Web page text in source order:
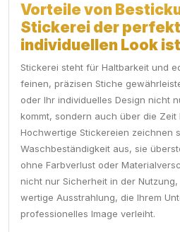
Vorteile von
Stickerei der
individuellen Look ist
Stickerei steht für Haltbarkeit und
feinen, präzisen Stiche
oder Ihr individuelles Design nicht
kommt, sondern auch über die
Hochwertige Stickereien zeichnen
Waschbeständigkeit aus, sie
ohne Farbverlust oder
nicht nur Sicherheit in der
wertige Ausstrahlung, die Ihrem
professionelles Image verleiht.